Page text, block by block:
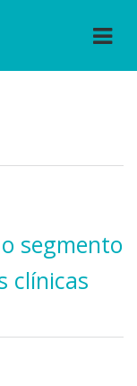
segmento
clínicas